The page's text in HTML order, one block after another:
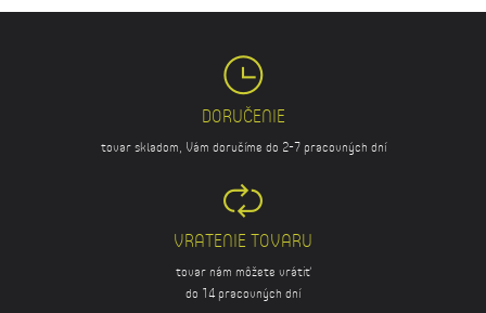
DORUČENIE
tovar skladom, Vám doručíme do 2-7 pracovných dní
VRATENIE TOVARU
tovar nám môžete vrátiť
do 14 pracovných dní